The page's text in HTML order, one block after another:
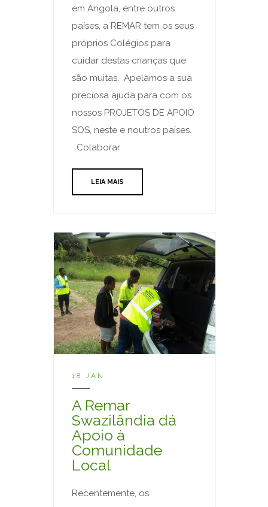
em Angola, entre outros
países, a REMAR tem os seus
próprios Colégios para
cuidar destas crianças que
são muitas. Apelamos a sua
preciosa ajuda para com os
nossos PROJETOS DE APOIO
SOS, neste e noutros países.
Colaborar
LEIA MAIS
18 JAN
A Remar
Swazilândia dá
Apoio à
Comunidade
Local
Recentemente, os